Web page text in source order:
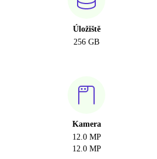
Úložiště
256 GB
Kamera
12.0 MP
12.0 MP